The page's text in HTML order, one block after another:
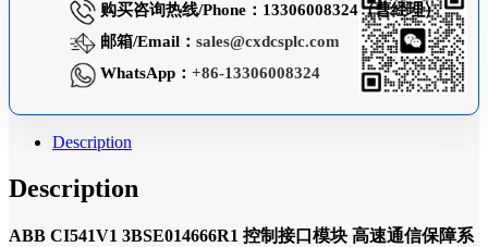
购买咨询热线/Phone：13306008324（曹经理）
邮箱/Email： sales@cxdcsplc.com
WhatsApp： +86-13306008324
Description
Description
ABB CI541V1 3BSE014666R1 控制接口模块 高速通信保障系